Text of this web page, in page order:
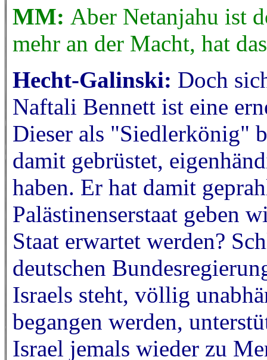
MM: Aber Netanjahu ist
mehr an der Macht, hat
Hecht-Galinski: Doch
Naftali Bennett ist eine
Dieser als "Siedlerkönig"
damit gebrüstet,
haben. Er hat damit
Palästinenserstaat geben
Staat erwartet werden?
deutschen
Israels steht, völlig
begangen werden,
Israel jemals wieder zu